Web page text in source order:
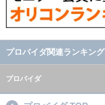
プロバイダ関連ランキング
プロバイダ